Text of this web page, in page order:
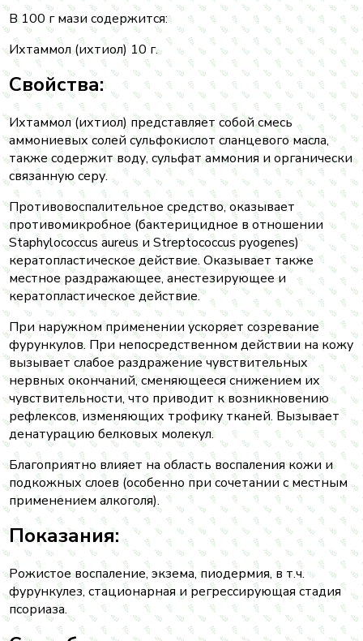
В 100 г мази содержится:
Ихтаммол (ихтиол) 10 г.
Свойства:
Ихтаммол (ихтиол) представляет собой смесь
аммониевых солей сульфокислот сланцевого масла,
также содержит воду, сульфат аммония и органически
связанную серу.
Противовоспалительное средство, оказывает
противомикробное (бактерицидное в отношении
Staphylococcus aureus и Streptococcus pyogenes)
кератопластическое действие. Оказывает также
местное раздражающее, анестезирующее и
кератопластическое действие.
При наружном применении ускоряет созревание
фурункулов. При непосредственном действии на кожу
вызывает слабое раздражение чувствительных
нервных окончаний, сменяющееся снижением их
чувствительности, что приводит к возникновению
рефлексов, изменяющих трофику тканей. Вызывает
денатурацию белковых молекул.
Благоприятно влияет на область воспаления кожи и
подкожных слоев (особенно при сочетании с местным
применением алкоголя).
Показания:
Рожистое воспаление, экзема, пиодермия, в т.ч.
фурункулез, стационарная и регрессирующая стадия
псориаза.